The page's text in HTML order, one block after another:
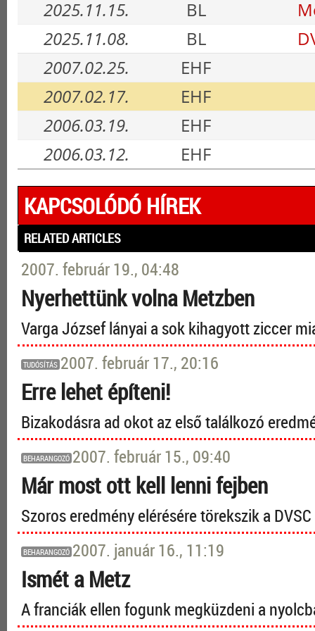
2025.11.15. BL
2025.11.08.
BL
2007.02.25.
EHF
2007.02.17.
EHF
2006.03.19.
EHF
2006.03.12.
EHF
KAPCSOLÓDÓ HÍREK
RELATED ARTICLES
2007. február 19., 04:48
Nyerhettünk volna Metzben
Varga József lányai a sok kihagyott ziccer
TUDÓSÍTÁS 2007. február 17., 20:16
Erre lehet építeni!
Bizakodásra ad okot az első találkozó
BEHARANGOZÓ 2007. február 15., 09:40
Már most ott kell lenni fejben
Szoros eredmény elérésére törekszik a
BEHARANGOZÓ 2007. január 16., 11:19
Ismét a Metz
A franciák ellen fogunk megküzdeni a